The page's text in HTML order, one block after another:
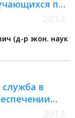
по
(д-р экон. наук
в